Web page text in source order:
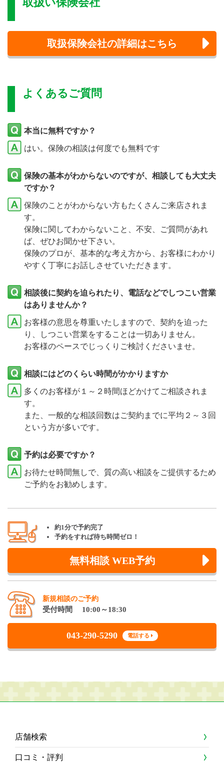
取扱保険会社の詳細はこちら
よくあるご質問
本当に無料ですか？
はい。保険の相談は何度でも無料です
保険の基本がわからないのですが、相談しても大丈夫
ですか？
保険のことがわからない方もたくさんご来店されま
す。
保険に関してわからないこと、不安、ご質問があれ
ば、ぜひお聞かせ下さい。
保険のプロが、基本的な考え方から、お客様にわかり
やすく丁寧にお話しさせていただきます。
相談後に契約を迫られたり、電話などでしつこい営業
はありませんか？
お客様の意思を尊重いたしますので、契約を迫った
り、しつこい営業をすることは一切ありません。
お客様のペースでじっくりご検討くださいませ。
相談にはどのくらい時間がかかりますか
多くのお客様が１～２時間ほどかけてご相談されま
す。
また、一般的な相談回数はご契約までに平均２～３回
という方が多いです。
予約は必要ですか？
お待たせ時間無しで、質の高い相談をご提供するため
ご予約をお勧めします。
約1分で予約完了
予約をすれば待ち時間ゼロ！
無料相談 WEB予約
新規相談のご予約
受付時間 10:00～18:30
043-290-5290 電話する
店舗検索
口コミ・評判